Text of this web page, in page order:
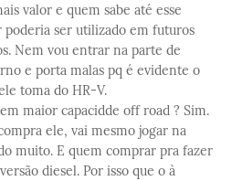
valor e quem sabe até esse
poderia ser utilizado em futuros
Nem vou entrar na parte de
e porta malas pq é evidente o
toma do HR-V.
maior capacidde off road ? Sim.
ele, vai mesmo jogar na
muito. E quem comprar pra fazer
diesel. Por isso que o à